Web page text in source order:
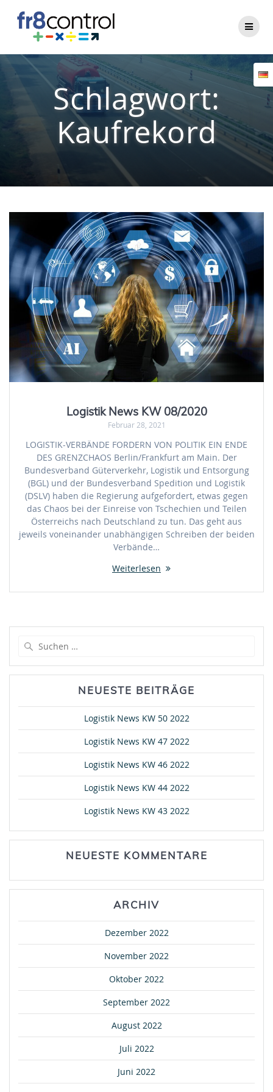
Schlagwort:
Kaufrekord
Logistik News KW 08/2020
Februar 28, 2021
LOGISTIK-VERBÄNDE FORDERN VON POLITIK EIN ENDE
DES GRENZCHAOS Berlin/Frankfurt am Main. Der
Bundesverband Güterverkehr, Logistik und Entsorgung
(BGL) und der Bundesverband Spedition und Logistik
(DSLV) haben die Regierung aufgefordert, etwas gegen
das Chaos bei der Einreise von Tschechien und Teilen
Österreichs nach Deutschland zu tun. Das geht aus
jeweils voneinander unabhängigen Schreiben der beiden
Verbände…
Weiterlesen
NEUESTE BEITRÄGE
Logistik News KW 50 2022
Logistik News KW 47 2022
Logistik News KW 46 2022
Logistik News KW 44 2022
Logistik News KW 43 2022
NEUESTE KOMMENTARE
ARCHIV
Dezember 2022
November 2022
Oktober 2022
September 2022
August 2022
Juli 2022
Juni 2022